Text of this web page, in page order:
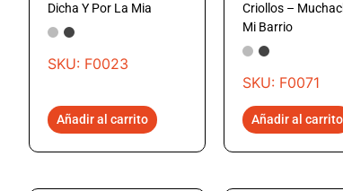
Dicha Y Por La Mia
SKU: F0023
Añadir al carrito
Criollos –
Mi Barrio
SKU: F0071
Añadir al carrito